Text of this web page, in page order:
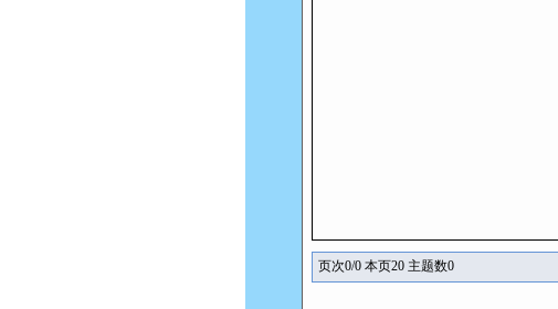
页次0/0 本页20 主题数0